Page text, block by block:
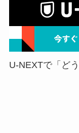
U-NEXTで「ど